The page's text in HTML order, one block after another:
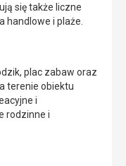
się także liczne
handlowe i plaże.
plac zabaw oraz
terenie obiektu
i
rodzinne i